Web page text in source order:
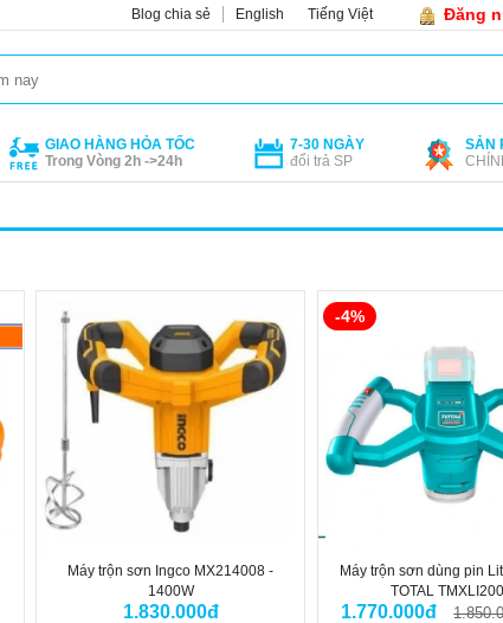
Đăng
Blog chia sẻ English Tiếng Việt
GIAO HÀNG HỎA TỐC
Trong Vòng 2h ->24h
7-30 NGÀY
đổi trả SP
SẢN
Máy trộn sơn Ingco MX214008 -
1400W
1.830.000đ
Máy trộn sơn dùng pin
TOTAL
1.770.000đ
-4%